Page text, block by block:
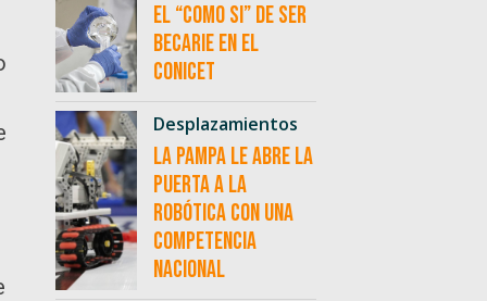
El “como si” de ser
becarie en el
CONICET
Desplazamientos
La Pampa le abre la
puerta a la
robótica con una
competencia
nacional